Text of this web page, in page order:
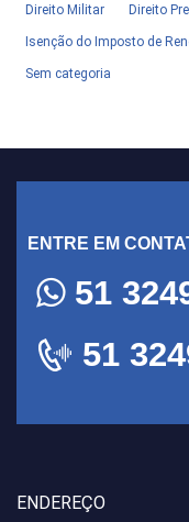
Direito Militar Direito
Isenção do Imposto de
Sem categoria
ENTRE EM
51
51
ENDEREÇO